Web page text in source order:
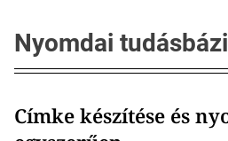
Nyomdai
Címke készítése és